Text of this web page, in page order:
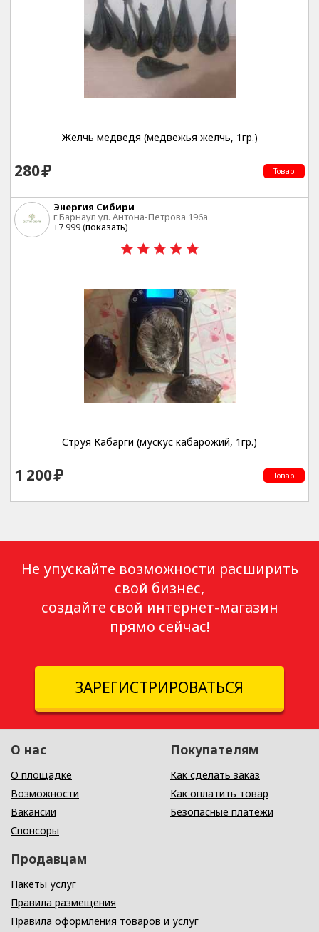
Желчь медведя (медвежья желчь, 1гр.)
280 Товар
Энергия Сибири
г.Барнаул ул. Антона-Петрова 196а
+7 999 (показать)
Струя Кабарги (мускус кабарожий, 1гр.)
1 200 Товар
Не упускайте возможности расширить
свой бизнес,
создайте свой интернет-магазин
прямо сейчас!
ЗАРЕГИСТРИРОВАТЬСЯ
О нас
О площадке
Возможности
Вакансии
Спонсоры
Покупателям
Как сделать заказ
Как оплатить товар
Безопасные платежи
Продавцам
Пакеты услуг
Правила размещения
Правила оформления товаров и услуг